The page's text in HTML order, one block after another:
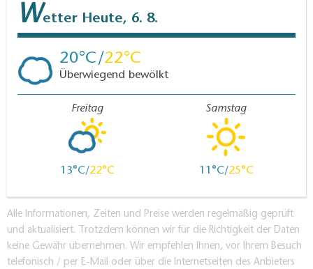
Wetter Heute, 6. 8.
20 22
Überwiegend bewölkt
Freitag
13 22
Samstag
11 25
Alle Informationen, Zeiten und Preise werden regelmäßig geprüft
und aktualisiert. Trotzdem können wir für die Richtigkeit der Daten
keine Gewähr übernehmen. Wir empfehlen Ihnen, vor Ihrem Besuch
telefonisch / per E-Mail oder über die Internetseiten des Anbieters